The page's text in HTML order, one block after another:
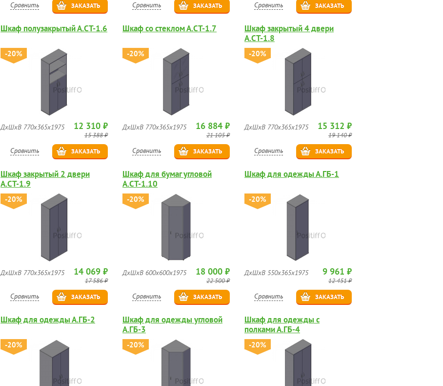
Сравнить ЗАКАЗАТЬ Сравнить ЗАКАЗАТЬ Сравнить ЗАКАЗАТЬ
Шкаф полузакрытый А.СТ-1.6
-20%
ДхШхВ 770х365х1975 12 310 ₽
15 388 ₽
Сравнить ЗАКАЗАТЬ
Шкаф со стеклом А.СТ-1.7
-20%
ДхШхВ 770х365х1975 16 884 ₽
21 105 ₽
Сравнить ЗАКАЗАТЬ
Шкаф закрытый 4 двери
А.СТ-1.8
-20%
ДхШхВ 770х365х1975 15 312 ₽
19 140 ₽
Сравнить ЗАКАЗАТЬ
Шкаф закрытый 2 двери
А.СТ-1.9
-20%
ДхШхВ 770х365х1975 14 069 ₽
17 586 ₽
Сравнить ЗАКАЗАТЬ
Шкаф для бумаг угловой
А.СТ-1.10
-20%
ДхШхВ 600х600х1975 18 000 ₽
22 500 ₽
Сравнить ЗАКАЗАТЬ
Шкаф для одежды А.ГБ-1
-20%
ДхШхВ 550х365х1975 9 961 ₽
12 451 ₽
Сравнить ЗАКАЗАТЬ
Шкаф для одежды А.ГБ-2
-20%
Шкаф для одежды угловой
А.ГБ-3
-20%
Шкаф для одежды с
полками А.ГБ-4
-20%